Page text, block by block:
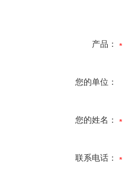
产品：
您的单位：
您的姓名：
联系电话：